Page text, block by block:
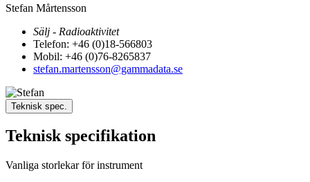
Stefan Mårtensson
Sälj - Radioaktivitet
Telefon: +46 (0)18-566803
Mobil: +46 (0)76-8265837
stefan.martensson@gammadata.se
Teknisk spec.
Teknisk specifikation
Vanliga storlekar för instrument